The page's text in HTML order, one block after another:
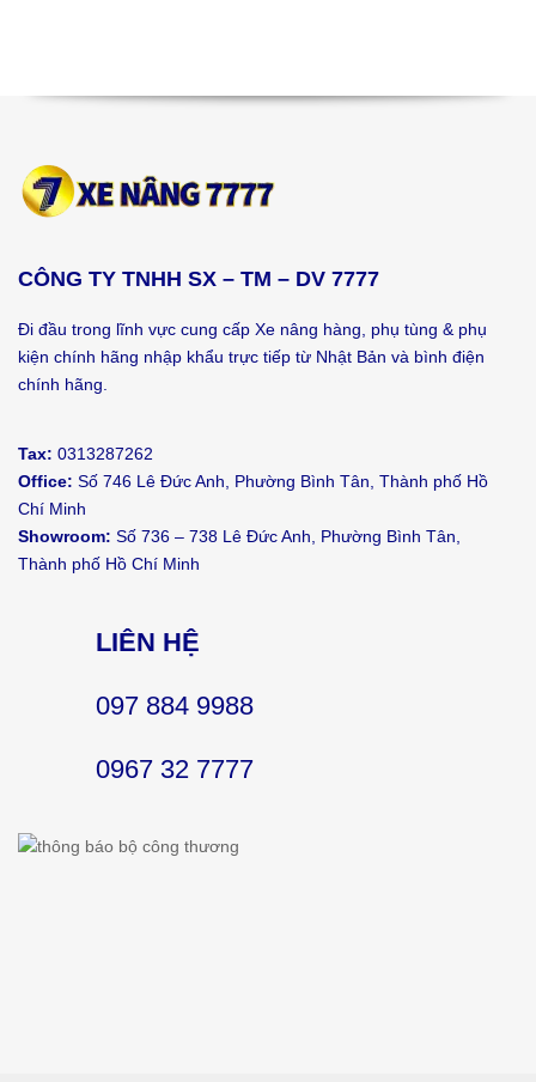
CÔNG TY TNHH SX – TM – DV 7777
Đi đầu trong lĩnh vực cung cấp Xe nâng hàng, phụ tùng & phụ
kiện chính hãng nhập khẩu trực tiếp từ Nhật Bản và bình điện
chính hãng.
Tax: 0313287262
Office: Số 746 Lê Đức Anh, Phường Bình Tân, Thành phố Hồ
Chí Minh
Showroom: Số 736 – 738 Lê Đức Anh, Phường Bình Tân,
Thành phố Hồ Chí Minh
LIÊN HỆ
097 884 9988
0967 32 7777